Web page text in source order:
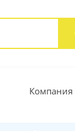
Компания